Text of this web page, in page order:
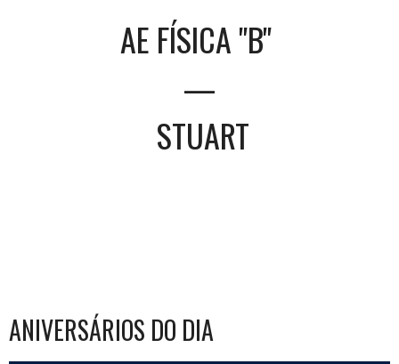
AE FÍSICA "B"
—
STUART
ANIVERSÁRIOS DO DIA